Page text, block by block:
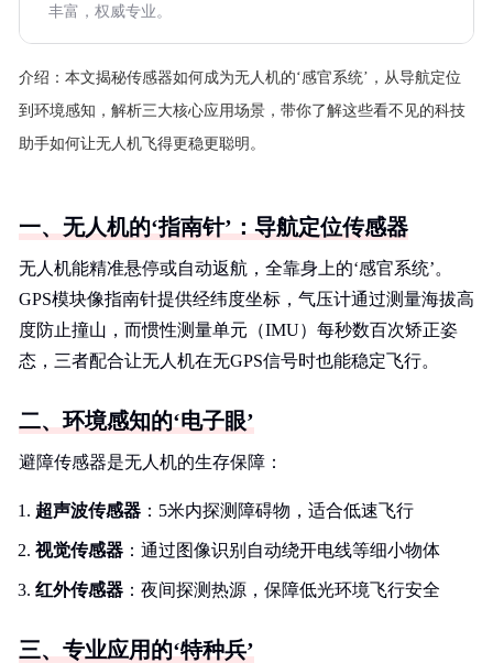
丰富，权威专业。
介绍： 本文揭秘传感器如何成为无人机的‘感官系统’，从导航定位
到环境感知，解析三大核心应用场景，带你了解这些看不见的科技
助手如何让无人机飞得更稳更聪明。
一、无人机的‘指南针’：导航定位传感器
无人机能精准悬停或自动返航，全靠身上的‘感官系统’。
GPS模块像指南针提供经纬度坐标，气压计通过测量海拔高
度防止撞山，而惯性测量单元（IMU）每秒数百次矫正姿
态，三者配合让无人机在无GPS信号时也能稳定飞行。
二、环境感知的‘电子眼’
避障传感器是无人机的生存保障：
超声波传感器 ：5米内探测障碍物，适合低速飞行
视觉传感器 ：通过图像识别自动绕开电线等细小物体
红外传感器 ：夜间探测热源，保障低光环境飞行安全
三、专业应用的‘特种兵’